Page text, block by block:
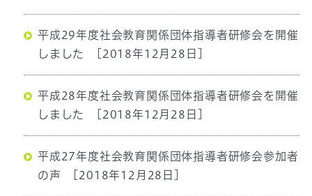
平成29年度社会教育関係団体指導者研修会を開催
しました
[2018年12月28日]
平成28年度社会教育関係団体指導者研修会を開催
しました
[2018年12月28日]
平成27年度社会教育関係団体指導者研修会参加者
の声
[2018年12月28日]